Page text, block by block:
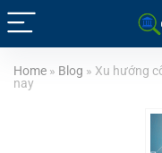
Home » Blog » Xu hướng
nay